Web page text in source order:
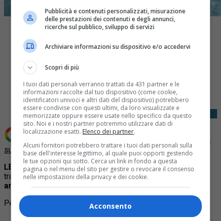
Share
Tweet
Aggiungi Quotidiano Piemontese come
Fonte preferita
su Google
LEINÌ –Una mattinata in piscina che poteva tramutarsi in
tragedia:una piccola di quattro anni ha rischiato di
annegare.
Per approfondire:
Pubblicità e contenuti personalizzati, misurazione
delle prestazioni dei contenuti e degli annunci,
ricerche sul pubblico, sviluppo di servizi
Archiviare informazioni su dispositivo e/o accedervi
Scopri di più
I tuoi dati personali verranno trattati da 431 partner e le
informazioni raccolte dal tuo dispositivo (come cookie,
identificatori univoci e altri dati del dispositivo) potrebbero
essere condivise con questi ultimi, da loro visualizzate e
memorizzate oppure essere usate nello specifico da questo
sito. Noi e i nostri partner potremmo utilizzare dati di
localizzazione esatti. Elenco dei partner.
Alcuni fornitori potrebbero trattare i tuoi dati personali sulla
base dell'interesse legittimo, al quale puoi opporti gestendo
le tue opzioni qui sotto. Cerca un link in fondo a questa
pagina o nel menu del sito per gestire o revocare il consenso
nelle impostazioni della privacy e dei cookie.
Acconsento